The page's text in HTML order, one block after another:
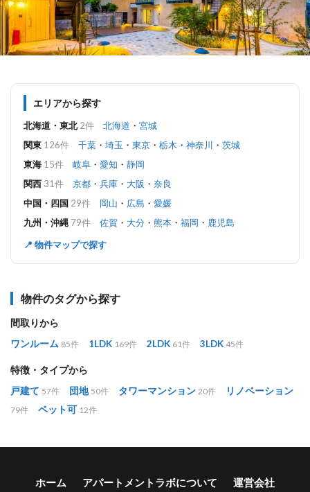
エリアから探す
北海道・東北 2件 北海道 ・ 宮城
関東 126件 千葉 ・ 埼玉 ・ 東京 ・ 栃木 ・ 神奈川 ・ 茨城
東海 15件 岐阜 ・ 愛知 ・ 静岡
関西 31件 京都 ・ 兵庫 ・ 大阪 ・ 奈良
中国・四国 29件 岡山 ・ 広島 ・ 愛媛
九州・沖縄 79件 佐賀 ・ 大分 ・ 熊本 ・ 福岡 ・ 鹿児島
📍 物件マップで探す
物件のタグから探す
間取りから
ワンルーム 85件 1LDK 169件 2LDK 61件 3LDK 45件
特徴・タイプから
戸建て 57件 団地 50件 タワーマンション 20件 リノベーション
79件 ペット可 12件
ホーム アパートメントラボについて 運営会社